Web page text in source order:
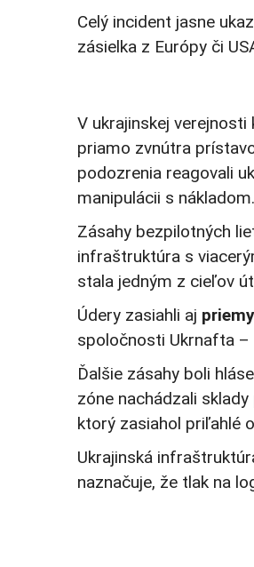
Celý incident jasne
zásielka z Európy či
V ukrajinskej verejnosti
priamo zvnútra
podozrenia reagovali
manipulácii s nákladom.
Zásahy bezpilotných
infraštruktúra s
stala jedným z cieľov
Údery zasiahli aj
spoločnosti Ukrnafta –
Ďalšie zásahy boli
zóne nachádzali
ktorý zasiahol priľahlé
Ukrajinská
naznačuje, že tlak na